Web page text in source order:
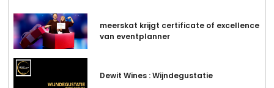
meerskat krijgt certificate of excellence
van eventplanner
Dewit Wines : Wijndegustatie